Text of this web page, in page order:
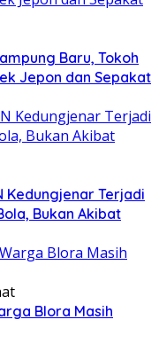
Baru, Tokoh
Jepon dan Sepakat
Kedungjenar Terjadi
Bukan Akibat
Blora Masih